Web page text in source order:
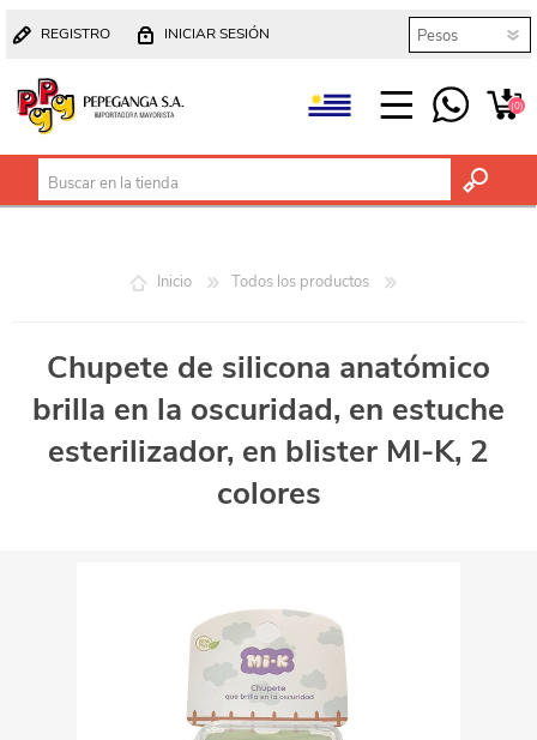
REGISTRO INICIAR SESIÓN
(0)
Inicio Todos los productos
Chupete de silicona anatómico
brilla en la oscuridad, en estuche
esterilizador, en blister MI-K, 2
colores